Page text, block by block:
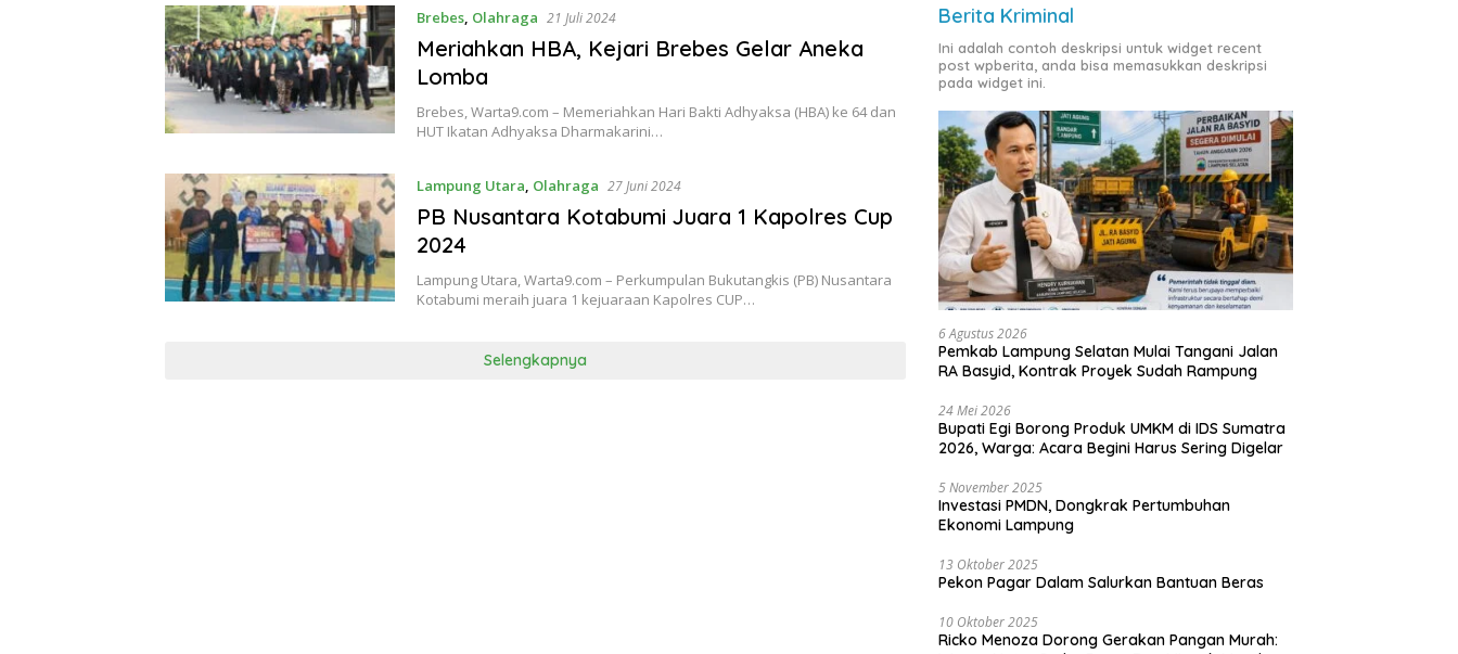
Brebes, Olahraga 21 Juli 2024
Meriahkan HBA, Kejari Brebes Gelar Aneka
Lomba
Brebes, Warta9.com – Memeriahkan Hari Bakti Adhyaksa (HBA) ke 64 dan
HUT Ikatan Adhyaksa Dharmakarini…
Lampung Utara Olahraga 27 Juni 2024
PB Nusantara Kotabumi Juara 1 Kapolres Cup
2024
Lampung Utara, Warta9.com – Perkumpulan Bukutangkis (PB) Nusantara
Kotabumi meraih juara 1 kejuaraan Kapolres CUP…
Selengkapnya
Berita Kriminal
Ini adalah contoh deskripsi untuk widget recent
post wpberita, anda bisa memasukkan deskripsi
pada widget ini.
6 Agustus 2026
Pemkab Lampung Selatan Mulai Tangani Jalan
RA Basyid, Kontrak Proyek Sudah Rampung
24 Mei 2026
Bupati Egi Borong Produk UMKM di IDS Sumatra
2026, Warga: Acara Begini Harus Sering Digelar
5 November 2025
Investasi PMDN, Dongkrak Pertumbuhan
Ekonomi Lampung
13 Oktober 2025
Pekon Pagar Dalam Salurkan Bantuan Beras
10 Oktober 2025
Ricko Menoza Dorong Gerakan Pangan Murah: